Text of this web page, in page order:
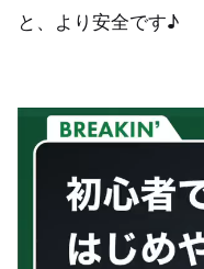
と、より安全です♪